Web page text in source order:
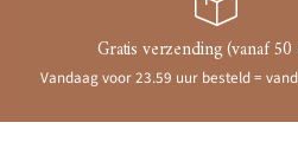
Gratis verzending (vanaf 50
Vandaag voor 23.59 uur besteld =